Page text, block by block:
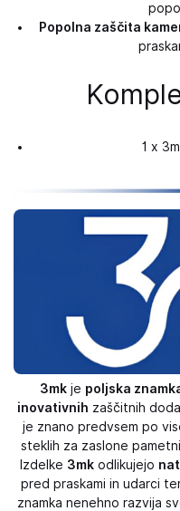
Popolna zaščita
1 x
3mkje poljska
inovativnih zaščitnih
je znano predvsem po
steklih za zaslone
Izdelke 3mk odlikujejo
pred praskami in udarci
znamka nenehno razvija